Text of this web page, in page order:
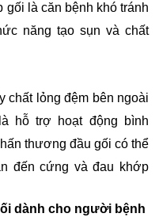
là căn bệnh khó tránh
năng tạo sụn và chất
chất lỏng đệm bên ngoài
hỗ trợ hoạt động bình
thương đầu gối có thể
đến cứng và đau khớp
dành cho người bệnh